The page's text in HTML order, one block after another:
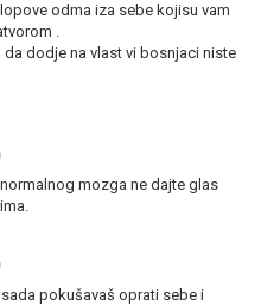
odma iza sebe kojisu vam
.
dodje na vlast vi bosnjaci niste
mozga ne dajte glas
pokušavaš oprati sebe i